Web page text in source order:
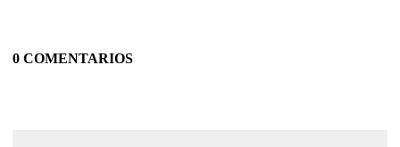
0 COMENTARIOS